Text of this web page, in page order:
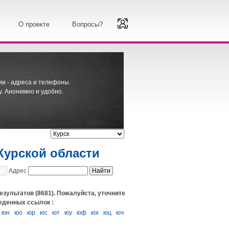
О проекте Вопросы?
- адреса и телефоны.
Анонимно и удобно.
области
Адрес
(8681). Пожалуйста, уточните
ссылок :
юн юо юр юс ют юу юф юх юц
юч